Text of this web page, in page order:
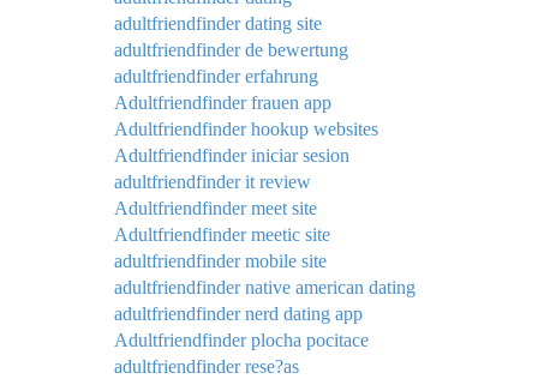
adultfriendfinder dating site
adultfriendfinder de bewertung
adultfriendfinder erfahrung
Adultfriendfinder frauen app
Adultfriendfinder hookup websites
Adultfriendfinder iniciar sesion
adultfriendfinder it review
Adultfriendfinder meet site
Adultfriendfinder meetic site
adultfriendfinder mobile site
adultfriendfinder native american dating
adultfriendfinder nerd dating app
Adultfriendfinder plocha pocitace
adultfriendfinder rese?as